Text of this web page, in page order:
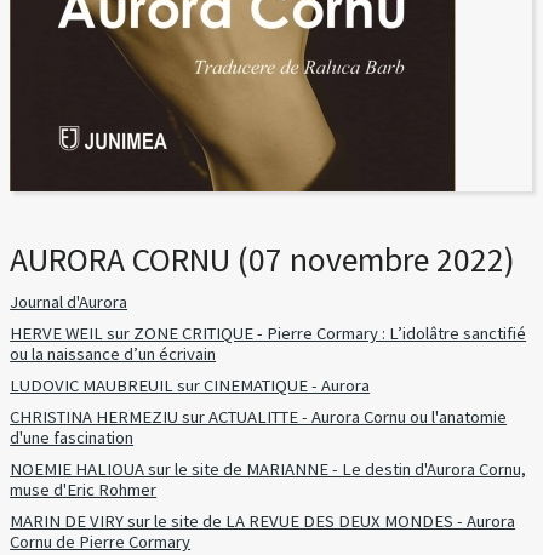
AURORA CORNU (07 novembre 2022)
Journal d'Aurora
HERVE WEIL sur ZONE CRITIQUE - Pierre Cormary : L’idolâtre sanctifié
ou la naissance d’un écrivain
LUDOVIC MAUBREUIL sur CINEMATIQUE - Aurora
CHRISTINA HERMEZIU sur ACTUALITTE - Aurora Cornu ou l'anatomie
d'une fascination
NOEMIE HALIOUA sur le site de MARIANNE - Le destin d'Aurora Cornu,
muse d'Eric Rohmer
MARIN DE VIRY sur le site de LA REVUE DES DEUX MONDES - Aurora
Cornu de Pierre Cormary